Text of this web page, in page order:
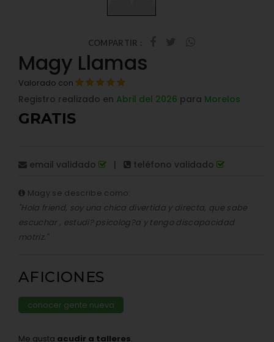
COMPARTIR :
Magy Llamas
Valorado con
Registro realizado en Abril del 2026 para Morelos
GRATIS
email validado | teléfono validado
Magy se describe como:
"Hola friend, soy una chica divertida y directa, que sabe
escuchar , estudi? psicolog?a y tengo discapacidad
motriz."
AFICIONES
conocer gente nueva
Me gusta acudir a talleres.